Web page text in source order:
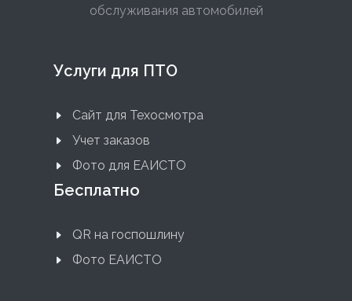
обслуживания автомобилей
Услуги для ПТО
Сайт для Техосмотра
Учет заказов
Фото для ЕАИСТО
Бесплатно
QR на госпошлину
Фото ЕАИСТО